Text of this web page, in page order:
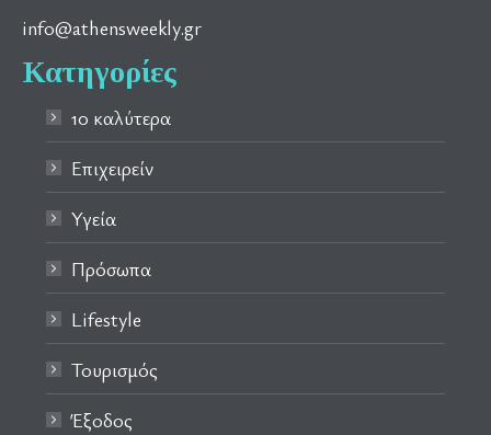
info@athensweekly.gr
Κατηγορίες
10 καλύτερα
Επιχειρείν
Υγεία
Πρόσωπα
Lifestyle
Τουρισμός
Έξοδος